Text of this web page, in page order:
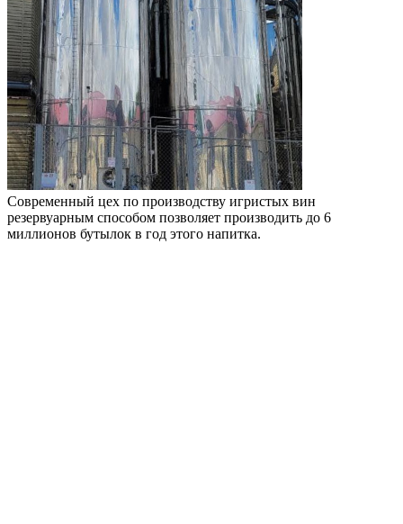
Современный цех по производству игристых вин
резервуарным способом позволяет производить до 6
миллионов бутылок в год этого напитка.